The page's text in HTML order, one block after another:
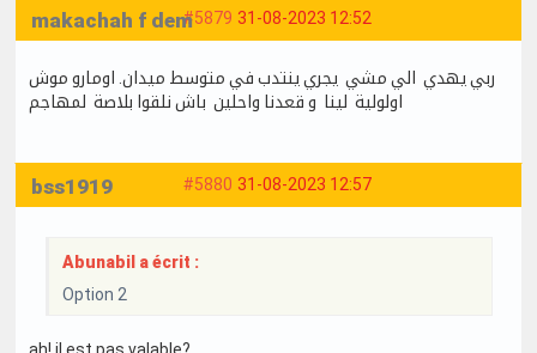
#5879 31-08-2023 12:52
makachah f dem
ربي يهدي الي مشي يجري ينتدب في متوسط ميدان. اومارو موش
اولولية لينا و قعدنا واحلين باش نلقوا بلاصة لمهاجم
#5880 31-08-2023 12:57
bss1919
Abunabil a écrit :
Option 2
ah! il est pas valable?